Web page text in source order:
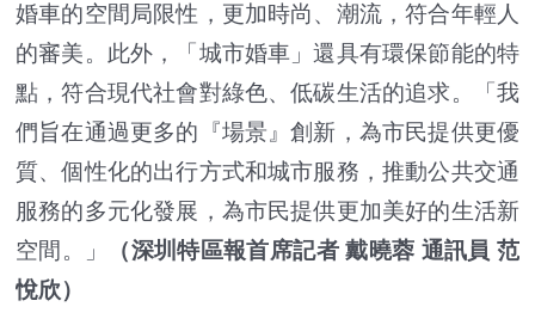
婚車的空間局限性，更加時尚、潮流，符合年輕人
的審美。此外，「城市婚車」還具有環保節能的特
點，符合現代社會對綠色、低碳生活的追求。「我
們旨在通過更多的『場景』創新，為市民提供更優
質、個性化的出行方式和城市服務，推動公共交通
服務的多元化發展，為市民提供更加美好的生活新
空間。」
（深圳特區報首席記者 戴曉蓉 通訊員 范
悅欣）